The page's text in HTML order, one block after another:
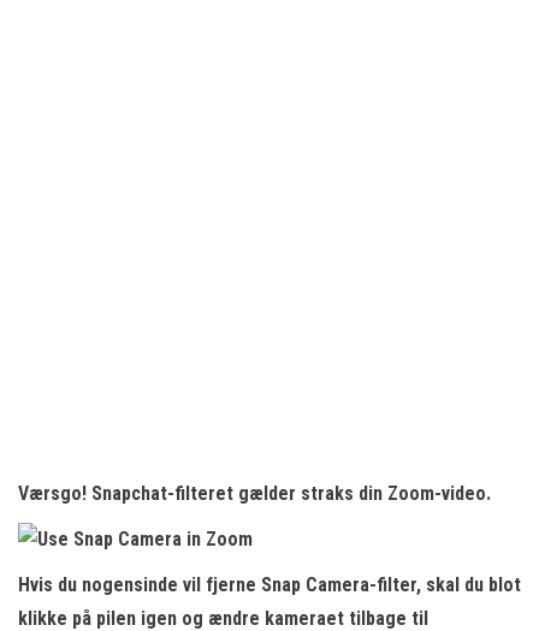
Værsgo! Snapchat-filteret gælder straks din Zoom-video.
Hvis du nogensinde vil fjerne Snap Camera-filter, skal du blot
klikke på pilen igen og ændre kameraet tilbage til